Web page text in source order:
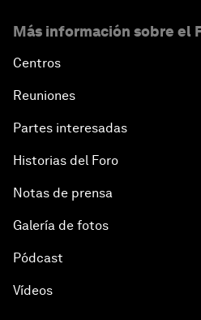
Más información sobre el
Centros
Reuniones
Partes interesadas
Historias del Foro
Notas de prensa
Galería de fotos
Pódcast
Vídeos